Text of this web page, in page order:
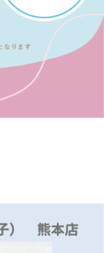
） 熊本店